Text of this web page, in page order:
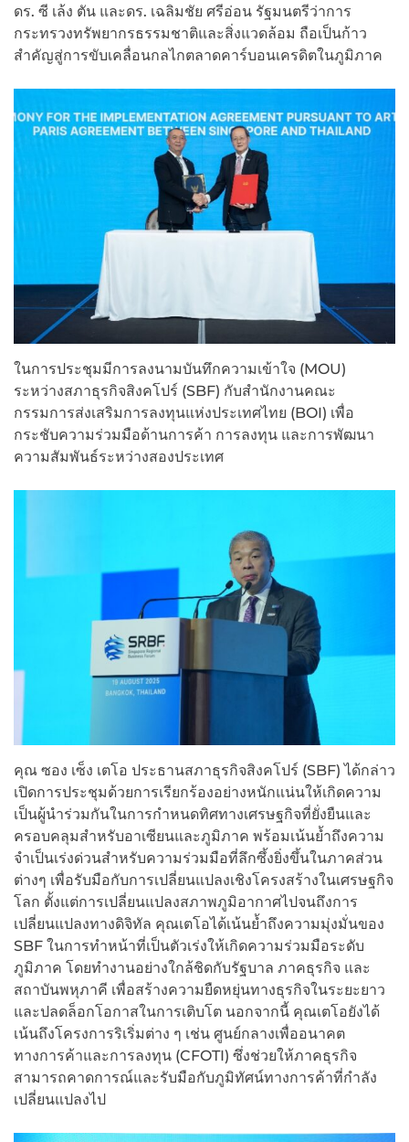
ดร. ซี เล้ง ตัน และดร. เฉลิมชัย ศรีอ่อน รัฐมนตรีว่าการ
กระทรวงทรัพยากรธรรมชาติและสิ่งแวดล้อม ถือเป็นก้าว
สำคัญสู่การขับเคลื่อนกลไกตลาดคาร์บอนเครดิตในภูมิภาค
ในการประชุมมีการลงนามบันทึกความเข้าใจ (MOU)
ระหว่างสภาธุรกิจสิงคโปร์ (SBF) กับสำนักงานคณะ
กรรมการส่งเสริมการลงทุนแห่งประเทศไทย (BOI) เพื่อ
กระชับความร่วมมือด้านการค้า การลงทุน และการพัฒนา
ความสัมพันธ์ระหว่างสองประเทศ
คุณ ซอง เซ็ง เตโอ ประธานสภาธุรกิจสิงคโปร์ (SBF) ได้กล่าว
เปิดการประชุมด้วยการเรียกร้องอย่างหนักแน่นให้เกิดความ
เป็นผู้นำร่วมกันในการกำหนดทิศทางเศรษฐกิจที่ยั่งยืนและ
ครอบคลุมสำหรับอาเซียนและภูมิภาค พร้อมเน้นย้ำถึงความ
จำเป็นเร่งด่วนสำหรับความร่วมมือที่ลึกซึ้งยิ่งขึ้นในภาคส่วน
ต่างๆ เพื่อรับมือกับการเปลี่ยนแปลงเชิงโครงสร้างในเศรษฐกิจ
โลก ตั้งแต่การเปลี่ยนแปลงสภาพภูมิอากาศไปจนถึงการ
เปลี่ยนแปลงทางดิจิทัล คุณเตโอได้เน้นย้ำถึงความมุ่งมั่นของ
SBF ในการทำหน้าที่เป็นตัวเร่งให้เกิดความร่วมมือระดับ
ภูมิภาค โดยทำงานอย่างใกล้ชิดกับรัฐบาล ภาคธุรกิจ และ
สถาบันพหุภาคี เพื่อสร้างความยืดหยุ่นทางธุรกิจในระยะยาว
และปลดล็อกโอกาสในการเติบโต นอกจากนี้ คุณเตโอยังได้
เน้นถึงโครงการริเริ่มต่าง ๆ เช่น ศูนย์กลางเพื่ออนาคต
ทางการค้าและการลงทุน (CFOTI) ซึ่งช่วยให้ภาคธุรกิจ
สามารถคาดการณ์และรับมือกับภูมิทัศน์ทางการค้าที่กำลัง
เปลี่ยนแปลงไป